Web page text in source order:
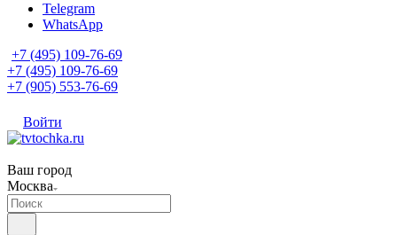
Telegram
WhatsApp
+7 (495) 109-76-69
+7 (495) 109-76-69
+7 (905) 553-76-69
Войти
Ваш город
Москва